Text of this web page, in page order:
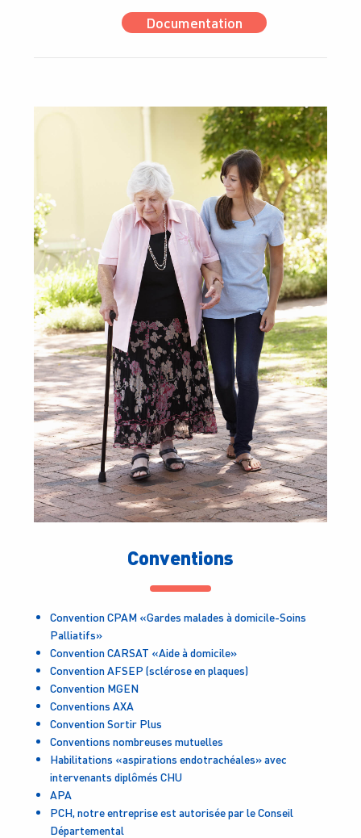
Documentation
Conventions
Convention CPAM «Gardes malades à domicile-Soins
Palliatifs»
Convention CARSAT «Aide à domicile»
Convention AFSEP (sclérose en plaques)
Convention MGEN
Conventions AXA
Convention Sortir Plus
Conventions nombreuses mutuelles
Habilitations «aspirations endotrachéales» avec
intervenants diplômés CHU
APA
PCH, notre entreprise est autorisée par le Conseil
Départemental